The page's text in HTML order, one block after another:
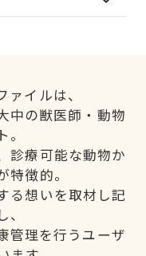
イルは、
中の獣医師・動物
診療可能な動物か
特徴的。
る想いを取材し記
管理を行うユーザ